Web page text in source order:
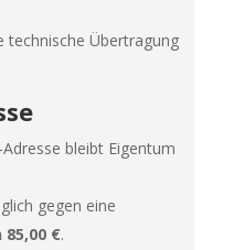
technische Übertragung
bleibt Eigentum
gegen eine
€.